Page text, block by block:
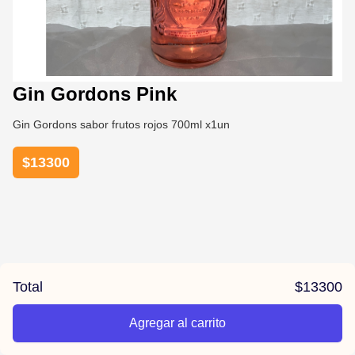
Gin Gordons Pink
Gin Gordons sabor frutos rojos 700ml x1un
$13300
Total $13300
Agregar al carrito
/la-previa-fuentes/product/67848791e3d88720c8f827f3/